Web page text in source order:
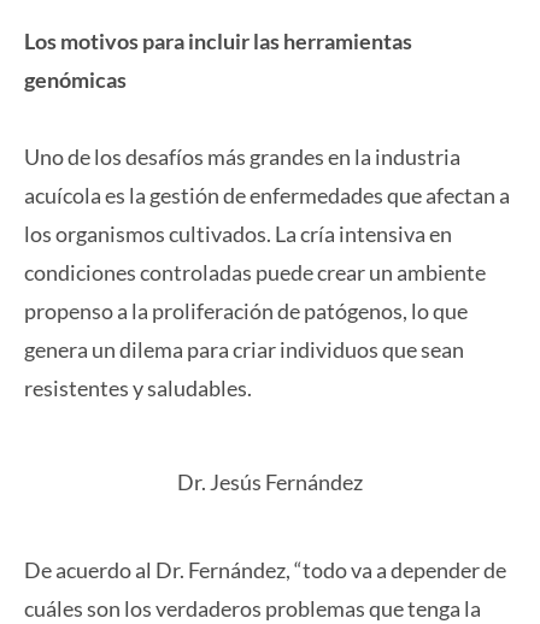
Los motivos para incluir las herramientas
genómicas
Uno de los desafíos más grandes en la industria
acuícola es la gestión de enfermedades que afectan a
los organismos cultivados. La cría intensiva en
condiciones controladas puede crear un ambiente
propenso a la proliferación de patógenos, lo que
genera un dilema para criar individuos que sean
resistentes y saludables.
Dr. Jesús Fernández
De acuerdo al Dr. Fernández, “todo va a depender de
cuáles son los verdaderos problemas que tenga la